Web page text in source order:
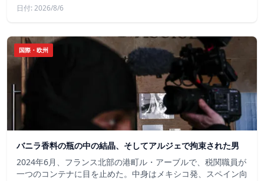
日付: 2026/8/6
国際・欧州
バニラ香料の瓶の中の結晶、そしてアルジェで拘束された男
2024年6月、フランス北部の港町ル・アーブルで、税関職員が
一つのコンテナに目を止めた。中身はメキシコ発、スペイン向